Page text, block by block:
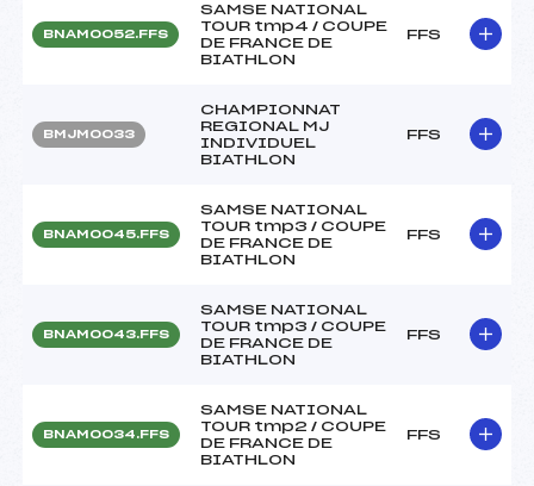
BNAM0052.FFS
SAMSE NATIONAL
TOUR tmp4 / COUPE
DE FRANCE DE
BIATHLON
FFS
BMJM0033
CHAMPIONNAT
REGIONAL MJ
INDIVIDUEL
BIATHLON
FFS
BNAM0045.FFS
SAMSE NATIONAL
TOUR tmp3 / COUPE
DE FRANCE DE
BIATHLON
FFS
BNAM0043.FFS
SAMSE NATIONAL
TOUR tmp3 / COUPE
DE FRANCE DE
BIATHLON
FFS
BNAM0034.FFS
SAMSE NATIONAL
TOUR tmp2 / COUPE
DE FRANCE DE
BIATHLON
FFS